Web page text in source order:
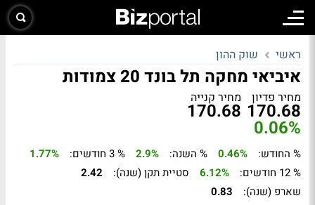
ראשי שוק ההון
איביאי מחקה תל בונד 20 צמודות
מחיר פדיון
170.68
מחיר קנייה
170.68
0.06%
% החודש: 0.46% % השנה: 2.9% % 3 חודשים:
1.77%
% 12 חודשים:
6.12% סטיית תקן (שנה):
2.42
שארפ (שנה):
0.83